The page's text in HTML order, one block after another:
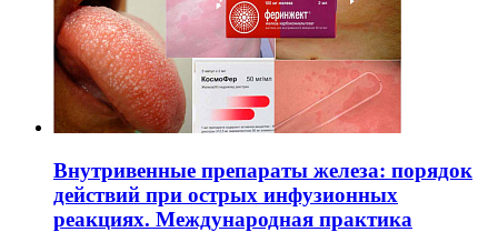
Внутривенные препараты железа: порядок
действий при острых инфузионных
реакциях. Международная практика